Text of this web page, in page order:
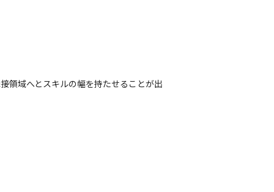
領域へとスキルの幅を持たせることが出